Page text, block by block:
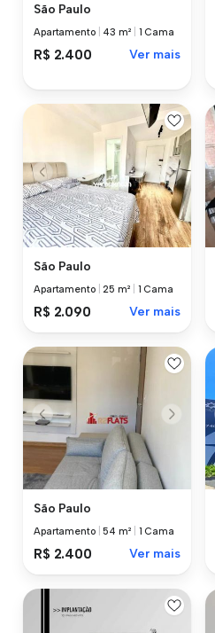
São Paulo
Apartamento 43 m² 1 Cama
R$ 2.400 Ver mais
São Paulo
Apartamento |25 m² 1 Cama
R$ 2.090 Ver mais
São Paulo
Apartamento |54 m² 1 Cama
R$ 2.400 Ver mais